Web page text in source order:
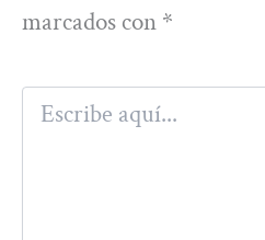
marcados con *
Escribe
aquí...